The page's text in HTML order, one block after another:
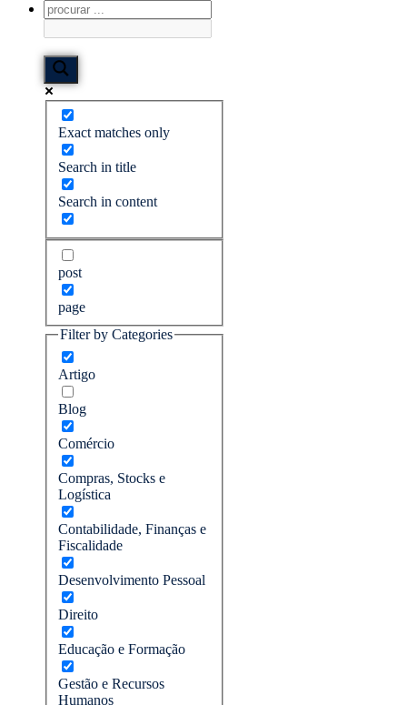
Exact matches only
Search in title
Search in content
post
page
Filter by Categories
Artigo
Blog
Comércio
Compras, Stocks e
Logística
Contabilidade, Finanças e
Fiscalidade
Desenvolvimento Pessoal
Direito
Educação e Formação
Gestão e Recursos
Humanos